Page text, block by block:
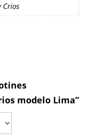
Crios
modelo Lima”